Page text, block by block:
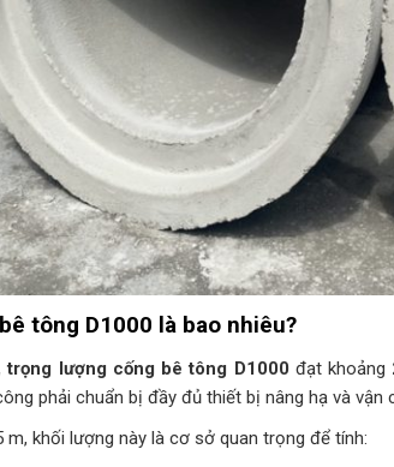
tông D1000 là bao nhiêu?
trọng lượng cống bê tông D1000 đạt khoảng
phải chuẩn bị đầy đủ thiết bị nâng hạ và vận
khối lượng này là cơ sở quan trọng để tính: